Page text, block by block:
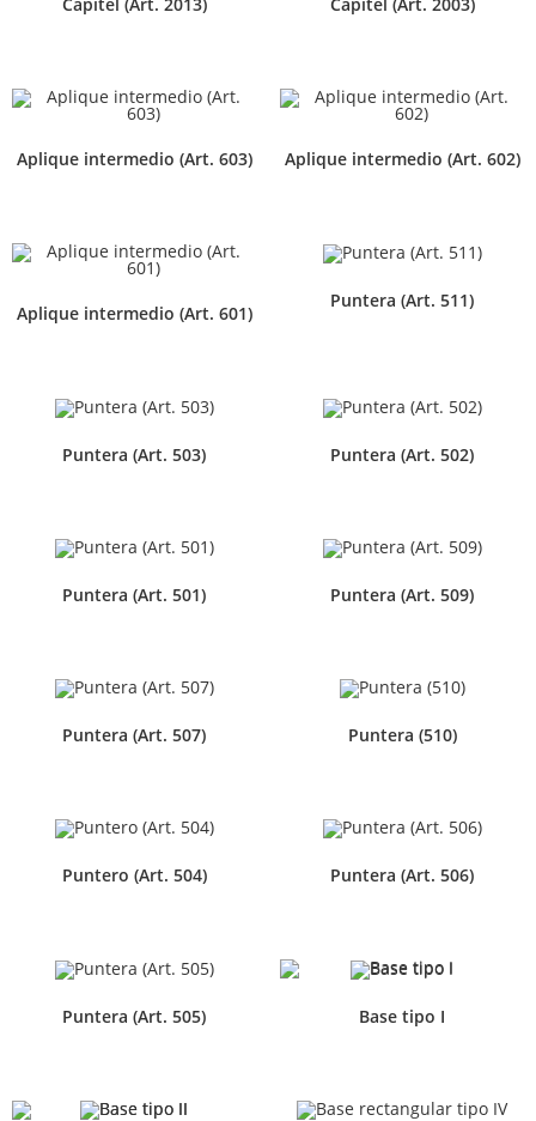
Capitel (Art. 2013) Capitel (Art. 2003)
Aplique intermedio (Art. 603) Aplique intermedio (Art. 602)
Aplique intermedio (Art. 601)
Puntera (Art. 511)
Puntera (Art. 503) Puntera (Art. 502)
Puntera (Art. 501) Puntera (Art. 509)
Puntera (Art. 507) Puntera (510)
Puntero (Art. 504) Puntera (Art. 506)
Puntera (Art. 505) Base tipo I